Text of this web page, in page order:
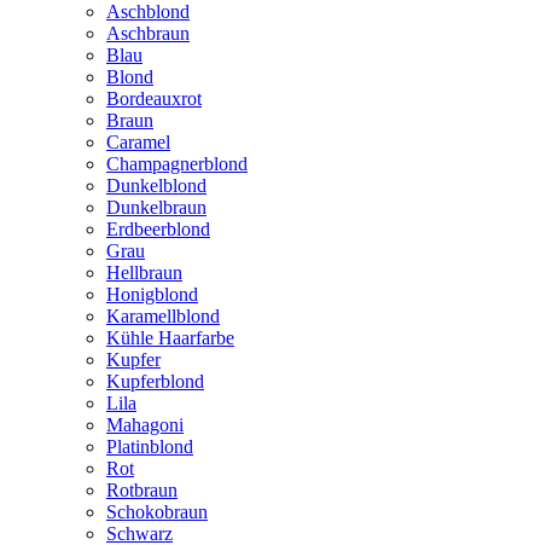
Aschblond
Aschbraun
Blau
Blond
Bordeauxrot
Braun
Caramel
Champagnerblond
Dunkelblond
Dunkelbraun
Erdbeerblond
Grau
Hellbraun
Honigblond
Karamellblond
Kühle Haarfarbe
Kupfer
Kupferblond
Lila
Mahagoni
Platinblond
Rot
Rotbraun
Schokobraun
Schwarz